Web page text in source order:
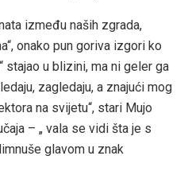
između naših zgrada,
onako pun goriva izgori ko
stajao u blizini, ma ni geler ga
zagledaju, a znajući mog
na svijetu“, stari Mujo
– „ vala se vidi šta je s
glavom u znak